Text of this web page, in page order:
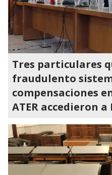
Tres particulares
fraudulento
compensaciones
ATER accedieron